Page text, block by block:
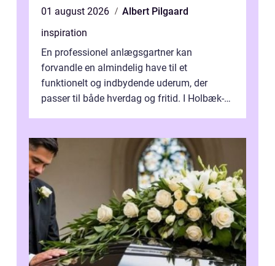
01 august 2026
Albert Pilgaard
inspiration
En professionel anlægsgartner kan
forvandle en almindelig have til et
funktionelt og indbydende uderum, der
passer til både hverdag og fritid. I Holbæk-